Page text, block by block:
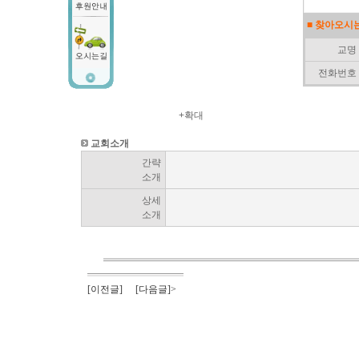
+확대
■ 찾아오시
교명
전화번호
교회소개
간략
소개
상세
소개
[이전글] [다음글]>